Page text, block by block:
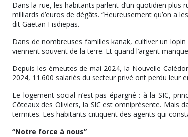
Dans la rue, les habitants parlent d’un quotidien
milliards d’euros de dégâts. “Heureusement qu’on a
dit Gaetan Fisdiepas.
Dans de nombreuses familles kanak, cultiver un
viennent souvent de la terre. Et quand l’argent
Depuis les émeutes de mai 2024, la Nouvelle-
2024, 11.600 salariés du secteur privé ont perdu leur
Le logement social n’est pas épargné : à la SIC,
Côteaux des Oliviers, la SIC est omniprésente. Mais
termites. Les habitants critiquent des agents qui
“Notre force à nous”